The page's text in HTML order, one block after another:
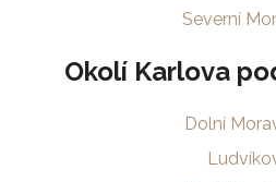
Severní
Okolí Karlova
Dolní